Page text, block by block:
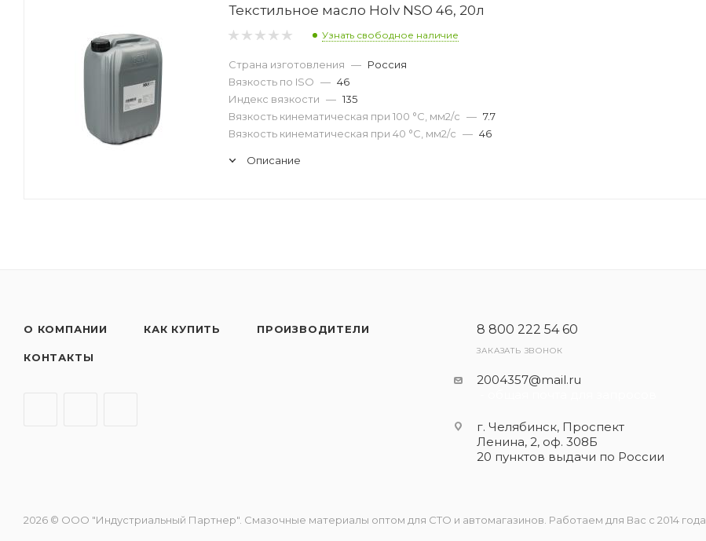
Текстильное масло Holv NSO 46, 20л
Узнать свободное наличие
Страна изготовления — Россия
Вязкость по ISO — 46
Индекс вязкости — 135
Вязкость кинематическая при 100 °С, мм2/с — 7.7
Вязкость кинематическая при 40 °С, мм2/с — 46
Описание
О КОМПАНИИ КАК КУПИТЬ ПРОИЗВОДИТЕЛИ
КОНТАКТЫ
8 800 222 54 60
ЗАКАЗАТЬ ЗВОНОК
2004357@mail.ru
г. Челябинск, Проспект
Ленина, 2, оф. 308Б
20 пунктов выдачи по России
2026 © ООО "Индустриальный Партнер". Смазочные материалы оптом для СТО и автомагазинов. Работаем для Вас с 2014 года.